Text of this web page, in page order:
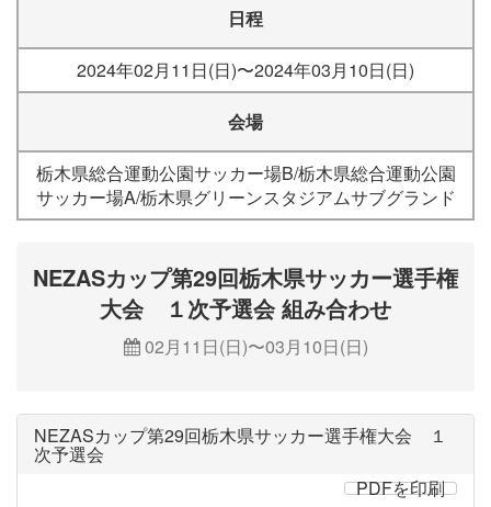
日程
2024年02月11日(日)〜2024年03月10日(日)
会場
栃木県総合運動公園サッカー場B/栃木県総合運動公園
サッカー場A/栃木県グリーンスタジアムサブグランド
NEZASカップ第29回栃木県サッカー選手権
大会 １次予選会 組み合わせ
02月11日(日)〜03月10日(日)
NEZASカップ第29回栃木県サッカー選手権大会 １
次予選会
PDFを印刷